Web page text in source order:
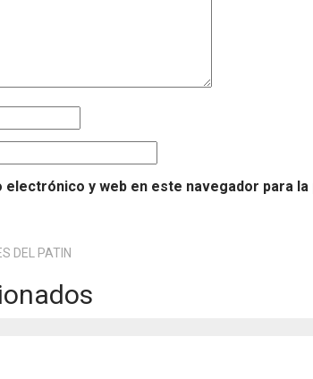
electrónico y web en este navegador para
DEL PATIN